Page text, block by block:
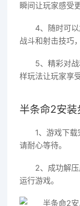
瞬间让玩家感受
4、随时可
战斗和射击技巧
5、精彩对
样玩法让玩家享
半条命2安装
1、游戏下
请耐心等待。
2、成功解
运行游戏。